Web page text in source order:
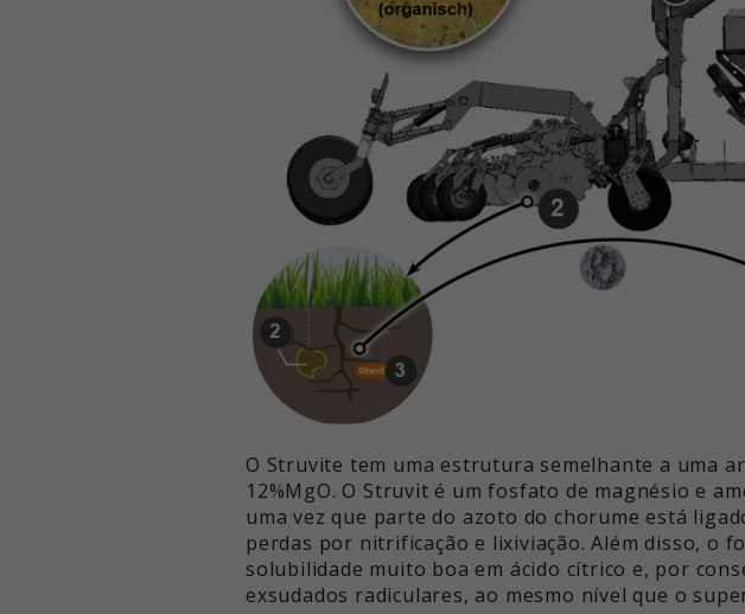
O Struvite tem uma estrutura semelhante a uma
12%MgO. O Struvit é um fosfato de magnésio e
uma vez que parte do azoto do chorume está
perdas por nitrificação e lixiviação. Além disso, o
solubilidade muito boa em ácido cítrico e, por
exsudados radiculares, ao mesmo nível que o